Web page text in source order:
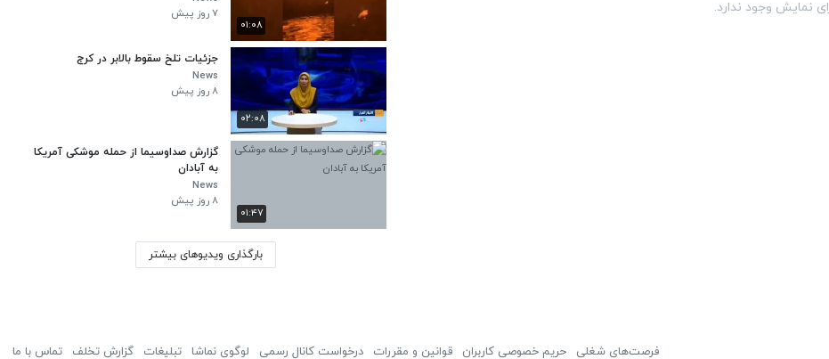
نمایش وجود ندارد.
۰۱:۰۸
۷ روز پیش
۰۲:۰۸
جزئیات تلخ سقوط بالابر در کرج
News
۸ روز پیش
۰۱:۴۷
گزارش صداوسیما از حمله موشکی آمریکا
به آبادان
News
۸ روز پیش
بارگذاری ویدیوهای بیشتر
فرصت‌های شغلی حریم خصوصی کاربران قوانین و مقررات درخواست کانال رسمی لوگوی نماشا تبلیغات گزارش تخلف تماس با ما